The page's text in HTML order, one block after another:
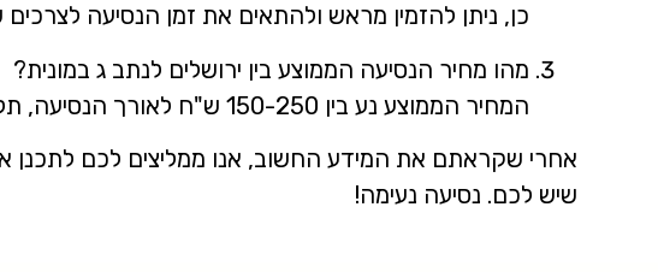
כן, ניתן להזמין מראש ולהתאים את זמן הנסיעה
מהו מחיר הנסיעה הממוצע בין ירושלים לנתב ג במונית?
המחיר הממוצע נע בין 150-250 ש"ח לאורך הנסיעה, תלוי בשעה ובתנאים.
אחרי שקראתם את המידע החשוב, אנו ממליצים לכם
שיש לכם. נסיעה נעימה!